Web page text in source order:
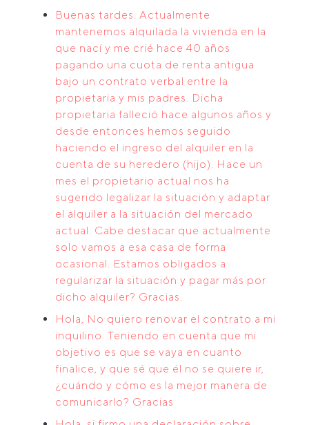
Buenas tardes. Actualmente
mantenemos alquilada la vivienda en la
que nací y me crié hace 40 años
pagando una cuota de renta antigua
bajo un contrato verbal entre la
propietaria y mis padres. Dicha
propietaria falleció hace algunos años y
desde entonces hemos seguido
haciendo el ingreso del alquiler en la
cuenta de su heredero (hijo). Hace un
mes el propietario actual nos ha
sugerido legalizar la situación y adaptar
el alquiler a la situación del mercado
actual. Cabe destacar que actualmente
solo vamos a esa casa de forma
ocasional. Estamos obligados a
regularizar la situación y pagar más por
dicho alquiler? Gracias.
Hola, No quiero renovar el contrato a mi
inquilino. Teniendo en cuenta que mi
objetivo es que se vaya en cuanto
finalice, y que sé que él no se quiere ir,
¿cuándo y cómo es la mejor manera de
comunicarlo? Gracias